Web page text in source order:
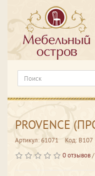
PROVENCE
Артикул: 61071 Код: В107
0 отзывов/